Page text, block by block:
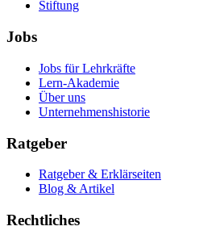
Stiftung
Jobs
Jobs für Lehrkräfte
Lern-Akademie
Über uns
Unternehmenshistorie
Ratgeber
Ratgeber & Erklärseiten
Blog & Artikel
Rechtliches